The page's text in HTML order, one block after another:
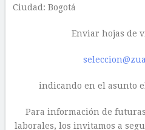
Ciudad: Bogotá
Enviar hojas de
indicando en el asunto
Para información de
laborales, los invitamos a